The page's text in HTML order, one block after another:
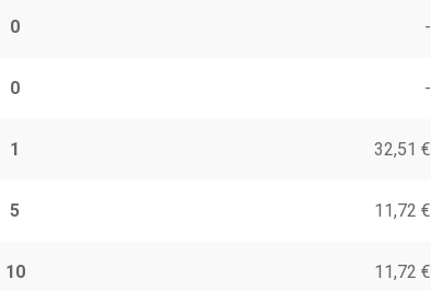
0 -
0 -
1 32,51 €
5 11,72 €
10 11,72 €